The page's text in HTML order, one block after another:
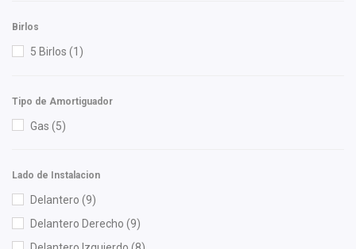
Birlos
5 Birlos (1)
Tipo de Amortiguador
Gas (5)
Lado de Instalacion
Delantero (9)
Delantero Derecho (9)